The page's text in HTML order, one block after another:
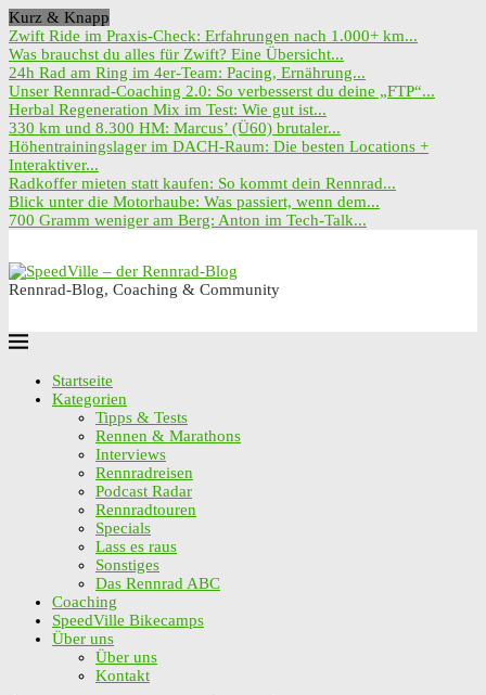
Kurz & Knapp
Zwift Ride im Praxis-Check: Erfahrungen nach 1.000+ km...
Was brauchst du alles für Zwift? Eine Übersicht...
24h Rad am Ring im 4er-Team: Pacing, Ernährung...
Unser Rennrad-Coaching 2.0: So verbesserst du deine „FTP“...
Herbal Regeneration Mix im Test: Wie gut ist...
330 km und 8.300 HM: Marcus’ (Ü60) brutaler...
Höhentrainingslager im DACH-Raum: Die besten Locations +
Interaktiver...
Radkoffer mieten statt kaufen: So kommt dein Rennrad...
Blick unter die Motorhaube: Was passiert, wenn dem...
700 Gramm weniger am Berg: Anton im Tech-Talk...
Rennrad-Blog, Coaching & Community
Startseite
Kategorien
Tipps & Tests
Rennen & Marathons
Interviews
Rennradreisen
Podcast Radar
Rennradtouren
Specials
Lass es raus
Sonstiges
Das Rennrad ABC
Coaching
SpeedVille Bikecamps
Über uns
Über uns
Kontakt